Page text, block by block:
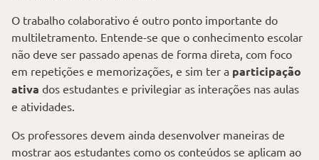
O trabalho colaborativo é outro ponto importante do
multiletramento. Entende-se que o conhecimento escolar
não deve ser passado apenas de forma direta, com foco
em repetições e memorizações, e sim ter a participação
ativa dos estudantes e privilegiar as interações nas aulas
e atividades.
Os professores devem ainda desenvolver maneiras de
mostrar aos estudantes como os conteúdos se aplicam ao